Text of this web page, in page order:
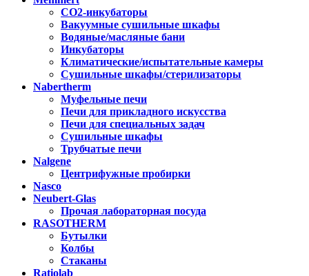
CO2-инкубаторы
Вакуумные сушильные шкафы
Водяные/масляные бани
Инкубаторы
Климатические/испытательные камеры
Сушильные шкафы/стерилизаторы
Nabertherm
Муфельные печи
Печи для прикладного искусства
Печи для специальных задач
Сушильные шкафы
Трубчатые печи
Nalgene
Центрифужные пробирки
Nasco
Neubert-Glas
Прочая лабораторная посуда
RASOTHERM
Бутылки
Колбы
Стаканы
Ratiolab